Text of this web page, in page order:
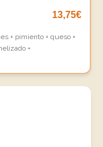
13,75€
+ pimiento + queso +
+